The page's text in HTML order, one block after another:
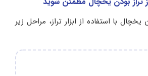
با استفاده از ابزار تراز، مراحل زیر